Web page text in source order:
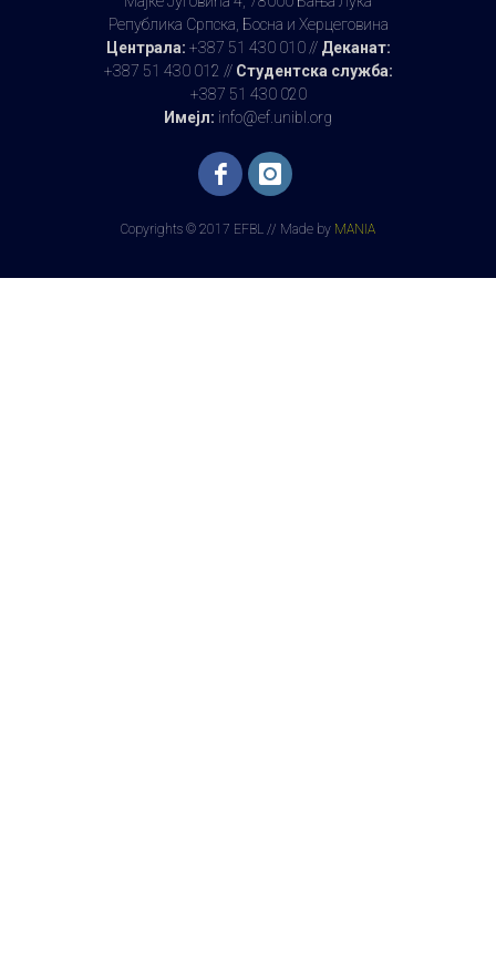
Република Српска, Босна и Херцеговина
Централа: +387 51 430 010 // Деканат:
+387 51 430 012 // Студентска служба:
+387 51 430 020
Имејл: info@ef.unibl.org
Copyrights © 2017 EFBL // Made by MANIA